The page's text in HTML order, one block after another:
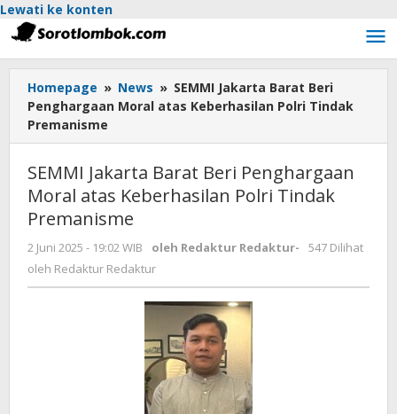
Lewati ke konten
Homepage » News » SEMMI Jakarta Barat Beri
Penghargaan Moral atas Keberhasilan Polri Tindak
Premanisme
SEMMI Jakarta Barat Beri Penghargaan
Moral atas Keberhasilan Polri Tindak
Premanisme
2 Juni 2025 - 19:02 WIB oleh Redaktur Redaktur-
547 Dilihat
oleh Redaktur Redaktur